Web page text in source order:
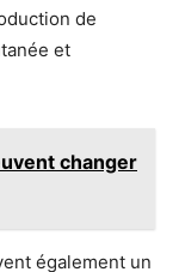
de
et
changer
également un